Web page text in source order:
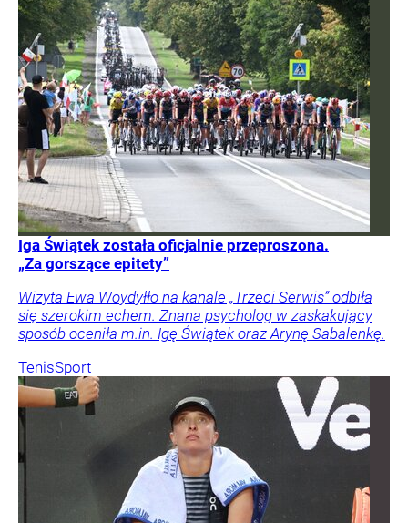
Iga Świątek została oficjalnie przeproszona.
„Za gorszące epitety”
Wizyta Ewa Woydyłło na kanale „Trzeci Serwis” odbiła
się szerokim echem. Znana psycholog w zaskakujący
sposób oceniła m.in. Igę Świątek oraz Arynę Sabalenkę.
TenisSport